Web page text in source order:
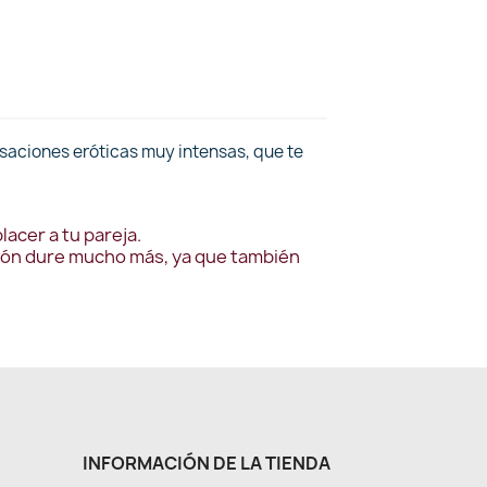
eróticas muy intensas, que te
a tu pareja.
dure mucho más, ya que también
INFORMACIÓN DE LA TIENDA